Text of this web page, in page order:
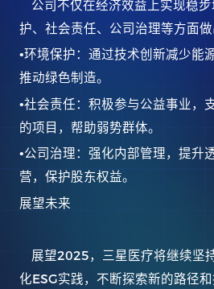
公司不仅在经济效益上实现稳
护、社会责任、公司治理等方面做
•环境保护：通过技术创新减少能
推动绿色制造。
•社会责任：积极参与公益事业，
的项目，帮助弱势群体。
•公司治理：强化内部管理，提升
营，保护股东权益。
展望未来
展望2025，三星医疗将继续坚
化ESG实践，不断探索新的路径